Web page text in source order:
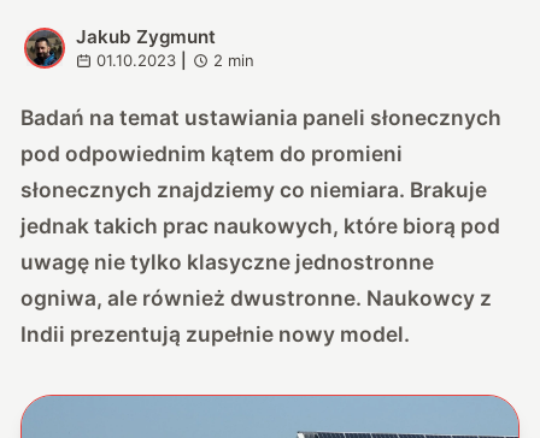
J
Jakub Zygmunt
01.10.2023 2 min
Badań na temat ustawiania paneli słonecznych
pod odpowiednim kątem do promieni
słonecznych znajdziemy co niemiara. Brakuje
jednak takich prac naukowych, które biorą pod
uwagę nie tylko klasyczne jednostronne
ogniwa, ale również dwustronne. Naukowcy z
Indii prezentują zupełnie nowy model.